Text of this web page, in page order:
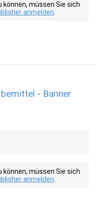
müssen Sie sich
anmelden
- Banner
müssen Sie sich
anmelden